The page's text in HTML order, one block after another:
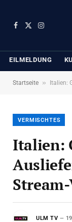
Facebook
X
Instagram
EILMELDUNG
Startseite » Italien:
VERMISCHTES
Italien:
ULM TV